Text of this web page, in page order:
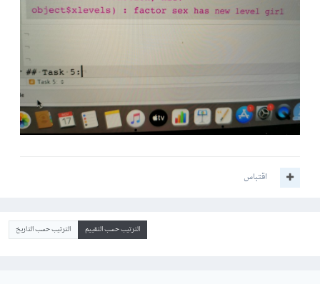
اقتباس
الترتيب حسب التقييم الترتيب حسب التاريخ